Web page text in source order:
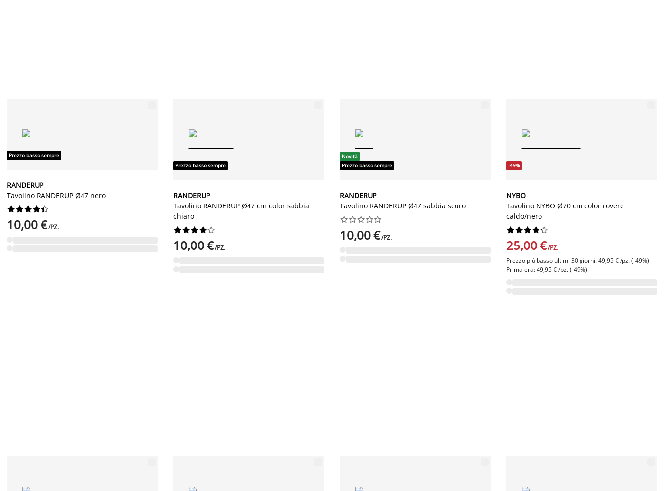
Prezzo basso sempre
RANDERUP
Tavolino RANDERUP Ø47 nero






10,00 €/PZ.
Prezzo basso sempre
RANDERUP
Tavolino RANDERUP Ø47 cm color sabbia
chiaro






10,00 €/PZ.
Novità
Prezzo basso sempre
RANDERUP
Tavolino RANDERUP Ø47 sabbia scuro






10,00 €/PZ.
-49%
NYBO
Tavolino NYBO Ø70 cm color rovere
caldo/nero






25,00 €/PZ.
Prezzo più basso ultimi 30 giorni: 49,95 € /pz. (-49%)
Prima era: 49,95 € /pz. (-49%)